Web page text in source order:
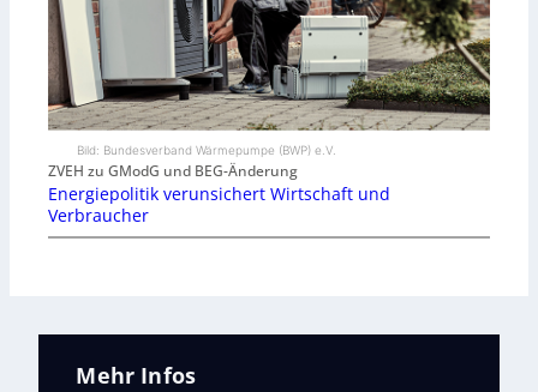
Bild: Bundesverband Wärmepumpe (BWP) e.V.
ZVEH zu GModG und BEG-Änderung
Energiepolitik verunsichert Wirtschaft und
Verbraucher
Mehr Infos